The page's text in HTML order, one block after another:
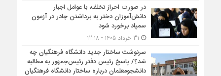
در صورت احراز تخلف، با عوامل اجبار
دانش‌آموزان دختر به برداشتن چادر در آزمون
سمپاد برخورد شود
سرنوشت ساختار جدید دانشگاه فرهنگیان چه
شد؟/ پاسخ رئیس دفتر رئیس‌جمهور به مطالبه
دانشجومعلمان درباره ساختار دانشگاه فرهنگیان